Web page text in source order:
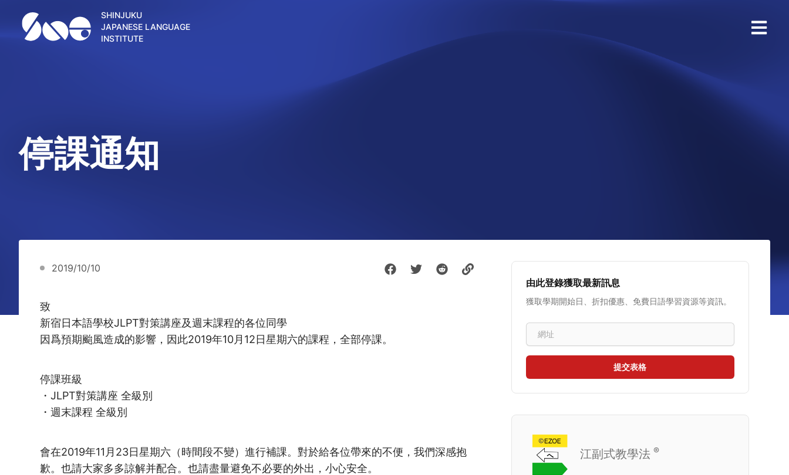
SHINJUKU
JAPANESE LANGUAGE
INSTITUTE
停課通知
2019/10/10
致
新宿日本語學校JLPT對策講座及週末課程的各位同學
因爲預期颱風造成的影響，因此2019年10月12日星期六的課程，全部停課。
停課班級
・JLPT對策講座 全級別
・週末課程 全級別
會在2019年11月23日星期六（時間段不變）進行補課。對於給各位帶來的不便，我們深感抱
歉。也請大家多多諒解并配合。也請盡量避免不必要的外出，小心安全。
由此登錄獲取最新訊息
獲取學期開始日、折扣優惠、免費日語學習資源等資訊。
Email address
提交表格
江副式教學法 ®